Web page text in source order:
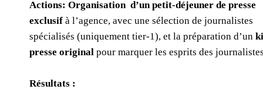
Actions: Organisation d’un petit-déjeuner de presse
exclusifà l’agence, avec une sélection de journalistes
spécialisés (uniquement tier-1), et la préparation d’un
presse originalpour marquer les esprits des
Résultats :